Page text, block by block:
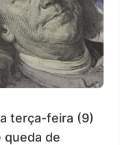
terça-feira (9)
queda de